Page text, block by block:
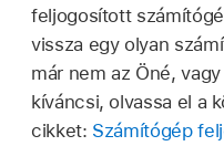
feljogosított
vissza egy olyan
már nem az Öné,
kíváncsi, olvassa el a
cikket: Számítógép